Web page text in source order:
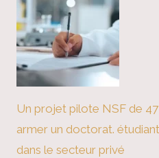
Un projet pilote NSF de
armer un doctorat.
dans le secteur privé